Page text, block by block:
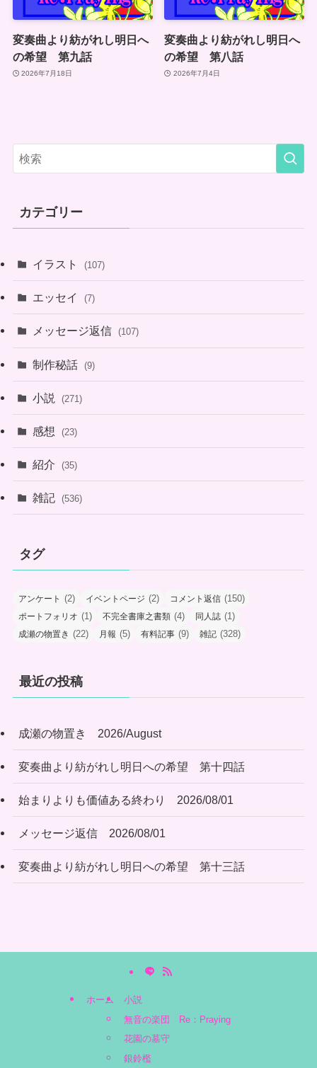
変奏曲より紡がれし明日へ
の希望 第九話
2026年7月18日
変奏曲より紡がれし明日へ
の希望 第八話
2026年7月4日
カテゴリー
イラスト (107)
エッセイ (7)
メッセージ返信 (107)
制作秘話 (9)
小説 (271)
感想 (23)
紹介 (35)
雑記 (536)
タグ
アンケート (2) イベントページ (2) コメント返信 (150)
ポートフォリオ (1) 不完全書庫之書類 (4) 同人誌 (1)
成瀬の物置き (22) 月報 (5) 有料記事 (9) 雑記 (328)
最近の投稿
成瀬の物置き 2026/August
変奏曲より紡がれし明日への希望 第十四話
始まりよりも価値ある終わり 2026/08/01
メッセージ返信 2026/08/01
変奏曲より紡がれし明日への希望 第十三話
ホーム
小説
無音の楽団 Re：Praying
花園の墓守
銀鈴檻